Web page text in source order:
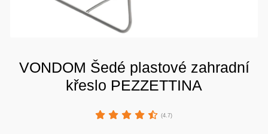
VONDOM Šedé plastové zahradní
křeslo PEZZETTINA
(4.7)